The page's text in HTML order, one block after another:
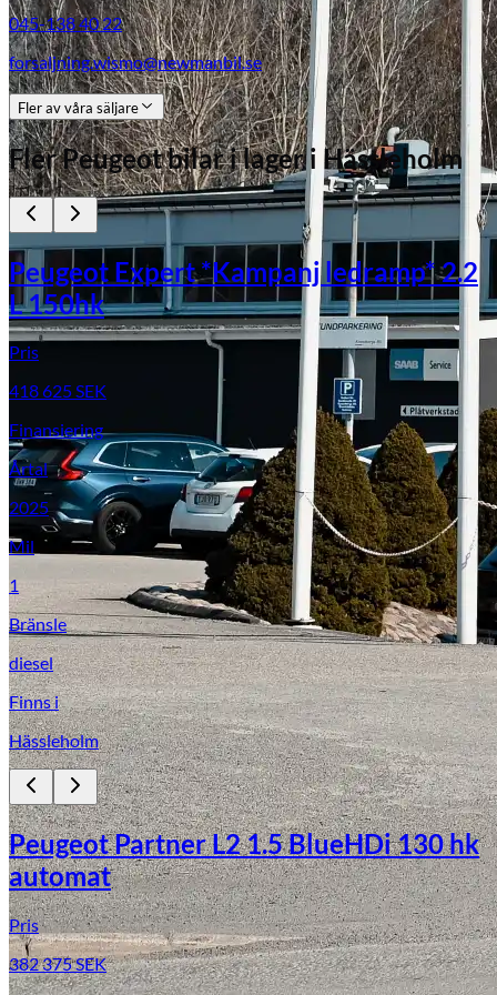
Subaru
045-138 40 22
forsaljning.wismo@newmanbil.se
Fler av våra säljare
FlerPeugeotbilar i lageri Hässleholm
Peugeot Expert *Kampanj ledramp* 2.2
L 150hk
Pris
418 625SEK
Finansiering
Årtal
2025
Mil
1
Bränsle
diesel
Finns i
Hässleholm
Peugeot Partner L2 1.5 BlueHDi 130 hk
automat
Pris
382 375SEK